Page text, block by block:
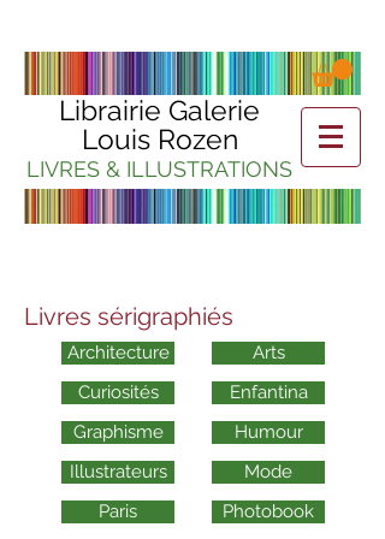
Librairie Galerie
Louis Rozen
LIVRES & ILLUSTRATIONS
Livres sérigraphiés
Architecture
Curiosités
Graphisme
Illustrateurs
Paris
Arts
Enfantina
Humour
Mode
Photobook